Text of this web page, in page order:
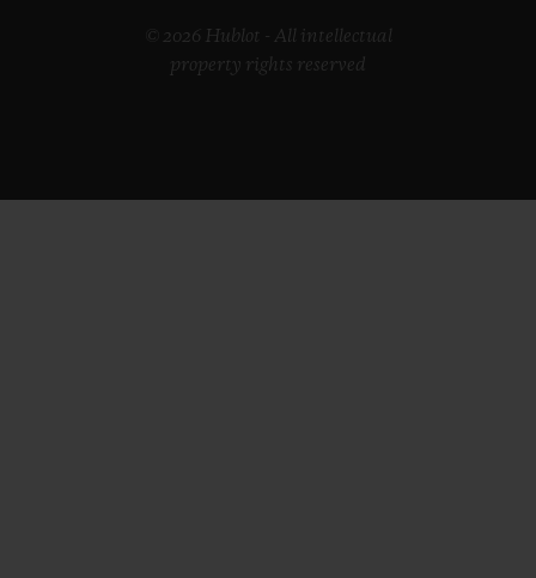
© 2026 Hublot - All intellectual
property rights reserved